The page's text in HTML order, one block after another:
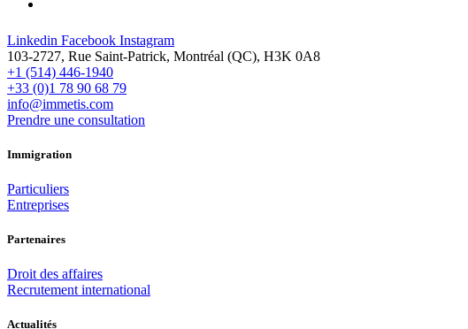
Linkedin Facebook Instagram
103-2727, Rue Saint-Patrick, Montréal (QC), H3K 0A8
+1 (514) 446-1940
+33 (0)1 78 90 68 79
info@immetis.com
Prendre une consultation
Immigration
Particuliers
Entreprises
Partenaires
Droit des affaires
Recrutement international
Actualités